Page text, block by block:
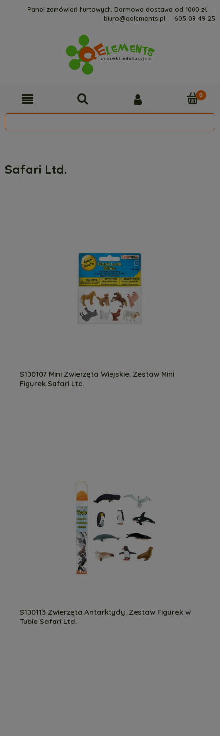
Panel zamówień hurtowych. Darmowa dostawa od 1000 zł.
biuro@qelements.pl
605 09 49 25
Safari Ltd.
S100107 Mini Zwierzęta Wiejskie. Zestaw Mini
Figurek Safari Ltd.
S100113 Zwierzęta Antarktydy. Zestaw Figurek w
Tubie Safari Ltd.